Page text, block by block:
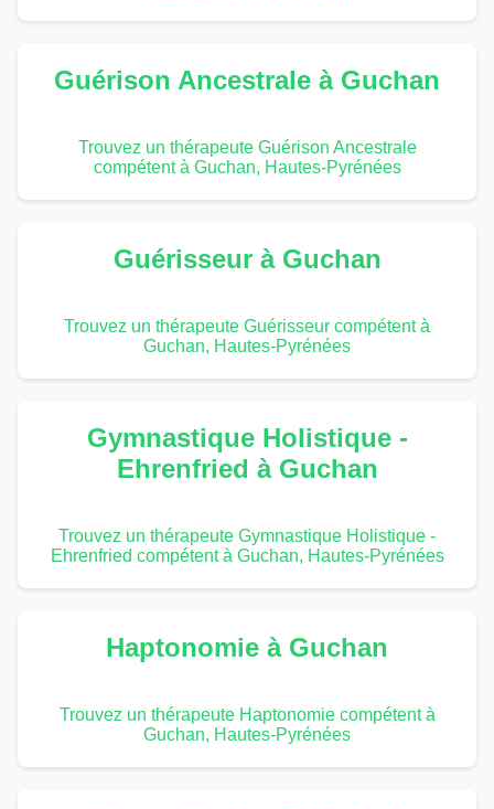
Guérison Ancestrale à Guchan
Trouvez un thérapeute Guérison Ancestrale
compétent à Guchan, Hautes-Pyrénées
Guérisseur à Guchan
Trouvez un thérapeute Guérisseur compétent à
Guchan, Hautes-Pyrénées
Gymnastique Holistique -
Ehrenfried à Guchan
Trouvez un thérapeute Gymnastique Holistique -
Ehrenfried compétent à Guchan, Hautes-Pyrénées
Haptonomie à Guchan
Trouvez un thérapeute Haptonomie compétent à
Guchan, Hautes-Pyrénées